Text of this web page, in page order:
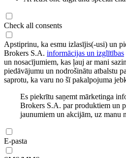
Check all consents
Apstiprinu, ka esmu izlasījis(-usi) un
Brokers S.A. informācijas un izglītības
un nosacījumiem, kas ļauj ar mani
piedāvājumu un nodrošinātu atbalstu
saprotu, ka varu no šī pakalpojuma
Es piekrītu saņemt mārketinga
Brokers S.A. par produktiem un
jaunumiem un akcijām, uz manu
E-pasta